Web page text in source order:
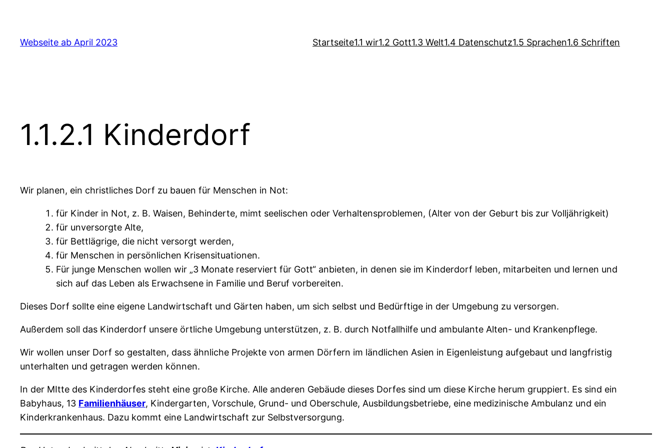
springen
Webseite ab April 2023 Startseite1.1 wir1.2 Gott1.3 Welt1.4 Datenschutz1.5 Sprachen1.6 Schriften
1.1.2.1 Kinderdorf
Wir planen, ein christliches Dorf zu bauen für Menschen in Not:
für Kinder in Not, z. B. Waisen, Behinderte, mimt seelischen oder Verhaltensproblemen, (Alter von der Geburt bis zur Volljährigkeit)
für unversorgte Alte,
für Bettlägrige, die nicht versorgt werden,
für Menschen in persönlichen Krisensituationen.
Für junge Menschen wollen wir „3 Monate reserviert für Gott“ anbieten, in denen sie im Kinderdorf leben, mitarbeiten und lernen und
sich auf das Leben als Erwachsene in Familie und Beruf vorbereiten.
Dieses Dorf sollte eine eigene Landwirtschaft und Gärten haben, um sich selbst und Bedürftige in der Umgebung zu versorgen.
Außerdem soll das Kinderdorf unsere örtliche Umgebung unterstützen, z. B. durch Notfallhilfe und ambulante Alten- und Krankenpflege.
Wir wollen unser Dorf so gestalten, dass ähnliche Projekte von armen Dörfern im ländlichen Asien in Eigenleistung aufgebaut und langfristig
unterhalten und getragen werden können.
In der MItte des Kinderdorfes steht eine große Kirche. Alle anderen Gebäude dieses Dorfes sind um diese Kirche herum gruppiert. Es sind ein
Babyhaus, 13 Familienhäuser, Kindergarten, Vorschule, Grund- und Oberschule, Ausbildungsbetriebe, eine medizinische Ambulanz und ein
Kinderkrankenhaus. Dazu kommt eine Landwirtschaft zur Selbstversorgung.